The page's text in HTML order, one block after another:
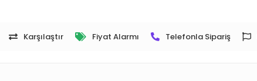
Karşılaştır Fiyat Alarmı Telefonla Sipariş